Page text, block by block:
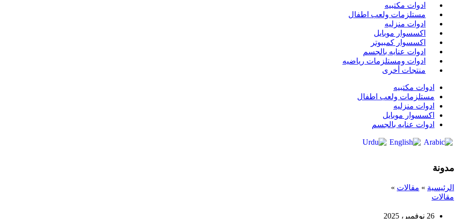
ادوات مكتبيه
مستلزمات ولعب اطفال
ادوات منزليه
اكسسوار موبايل
اكسسوار كمبيوتر
ادوات عنايه بالجسم
ادوات ومستلزمات رياضيه
منتجات أخرى
ادوات مكتبيه
مستلزمات ولعب اطفال
ادوات منزليه
اكسسوار موبايل
ادوات عنايه بالجسم
مدونة
الرئيسية » مقالات »
مقالات
26 نوفمبر، 2025